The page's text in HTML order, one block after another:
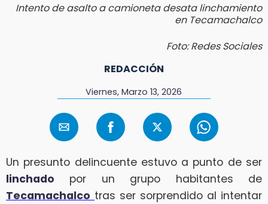
Intento de asalto a camioneta desata linchamiento
en Tecamachalco
Foto: Redes Sociales
REDACCIÓN
Viernes, Marzo 13, 2026
Un presunto delincuente estuvo a punto de ser
linchado por un grupo habitantes de
Tecamachalco tras ser sorprendido al intentar